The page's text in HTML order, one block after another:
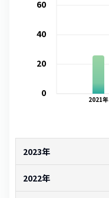
2021年
0
20
40
60
2023年
2022年